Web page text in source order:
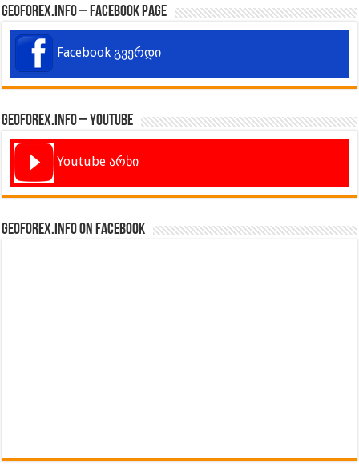
GeoForex.info – Facebook Page
Facebook გვერდი
GeoForex.info – Youtube
Youtube არხი
GeoForex.info on Facebook